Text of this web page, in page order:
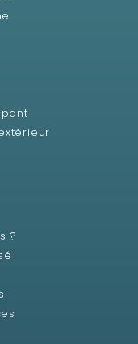
?